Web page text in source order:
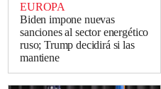
EUROPA
Biden impone nuevas
sanciones al sector energético
ruso; Trump decidirá si las
mantiene